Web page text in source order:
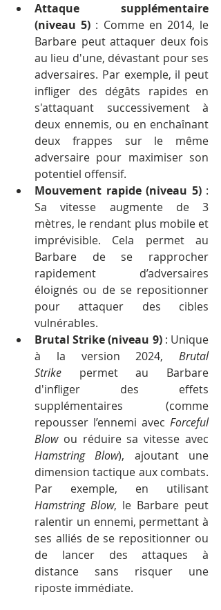
Attaque supplémentaire
(niveau 5) : Comme en 2014, le
Barbare peut attaquer deux fois
au lieu d'une, dévastant pour ses
adversaires. Par exemple, il peut
infliger des dégâts rapides en
s'attaquant successivement à
deux ennemis, ou en enchaînant
deux frappes sur le même
adversaire pour maximiser son
potentiel offensif.
Mouvement rapide (niveau 5) :
Sa vitesse augmente de 3
mètres, le rendant plus mobile et
imprévisible. Cela permet au
Barbare de se rapprocher
rapidement d’adversaires
éloignés ou de se repositionner
pour attaquer des cibles
vulnérables.
Brutal Strike (niveau 9) : Unique
à la version 2024, Brutal
Strike permet au Barbare
d'infliger des effets
supplémentaires (comme
repousser l’ennemi avec Forceful
Blow
Hamstring Blow), ajoutant une
dimension tactique aux combats.
Hamstring Blow, le Barbare peut
ralentir un ennemi, permettant à
ses alliés de se repositionner ou
de lancer des attaques à
distance sans risquer une
riposte immédiate.